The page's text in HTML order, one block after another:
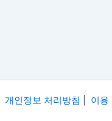
개인정보 처리방침
이용